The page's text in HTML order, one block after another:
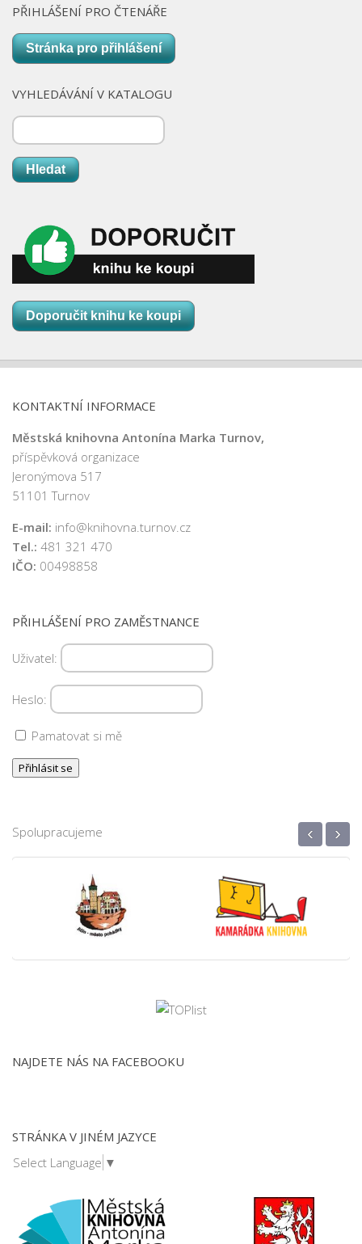
PŘIHLÁŠENÍ PRO ČTENÁŘE
Stránka pro přihlášení
VYHLEDÁVÁNÍ V KATALOGU
Hledat
Doporučit knihu ke koupi
KONTAKTNÍ INFORMACE
Městská knihovna Antonína Marka Turnov,
příspěvková organizace
Jeronýmova 517
51101 Turnov
E-mail: info@knihovna.turnov.cz
Tel.: 481 321 470
IČO: 00498858
PŘIHLÁŠENÍ PRO ZAMĚSTNANCE
Uživatel:
Heslo:
Pamatovat si mě
Spolupracujeme ‹ ›
NAJDETE NÁS NA FACEBOOKU
STRÁNKA V JINÉM JAZYCE
Select Language ▼